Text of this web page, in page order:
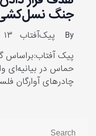
جنگ
By پیک‌آفتاب
۱۳ جدی ۱۴۰۳
پیک
حماس در بیانیه‌ای
چادرهای آوارگان